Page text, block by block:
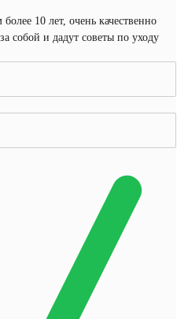
10 лет, очень качественно
собой и дадут советы по уходу